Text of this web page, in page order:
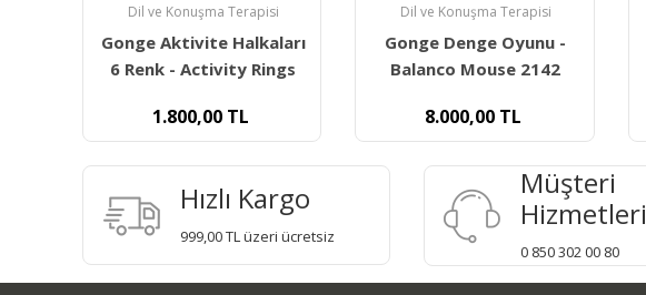
Dil ve Konuşma Terapisi
Gonge Denge Oyunu -
Balanco Mouse 2142
8.000,00TL
Dil ve Konuşma Terapisi
Gonge Denge Diski -
Tilting Disc 2233
6.800,00TL
Hızlı Kargo
999,00 TL üzeri ücretsiz
Müşteri
Hizmetleri
0 850 302 00 80